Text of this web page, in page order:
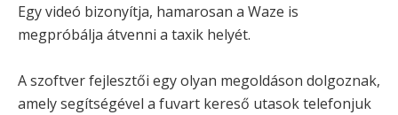
Egy videó bizonyítja, hamarosan a Waze is
megpróbálja átvenni a taxik helyét.
A szoftver fejlesztői egy olyan megoldáson dolgoznak,
amely segítségével a fuvart kereső utasok telefonjuk